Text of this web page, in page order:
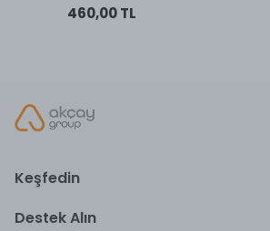
460,00 TL
Keşfedin
Destek Alın